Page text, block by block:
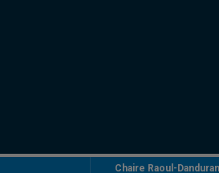
Chaire Raoul-